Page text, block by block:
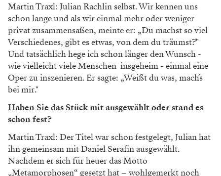
Martin Traxl: Julian Rachlin selbst. Wir kennen uns
schon lange und als wir einmal mehr oder weniger
privat zusammensaßen, meinte er: „Du machst so viel
Verschiedenes, gibt es etwas, von dem du träumst?´"
Und tatsächlich hege ich schon länger den Wunsch -
wie vielleicht viele Menschen insgeheim - einmal eine
Oper zu inszenieren. Er sagte: „Weißt du was, mach´s
bei mir."
Haben Sie das Stück mit ausgewählt oder stand es
schon fest?
Martin Traxl: Der Titel war schon festgelegt, Julian hat
ihn gemeinsam mit Daniel Serafin ausgewählt.
Nachdem er sich für heuer das Motto
„Metamorphosen“ gesetzt hat – wohlgemerkt noch